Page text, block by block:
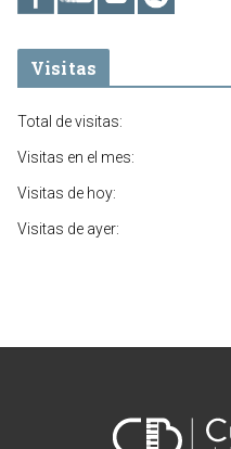
Visitas
Total de visitas:
Visitas en el mes:
Visitas de hoy:
Visitas de ayer: